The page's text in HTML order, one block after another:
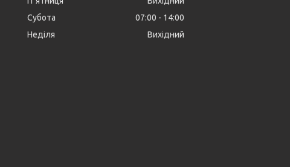
Субота
07:00
14:00
Неділя
Вихідний